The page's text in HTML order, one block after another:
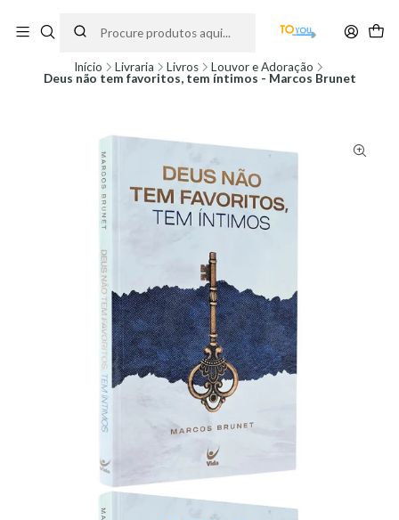
partir do dia 11 de Agosto, às 10H.
Início Livraria Livros
Louvor e Adoração
Deus não tem favoritos, tem íntimos - Marcos Brunet